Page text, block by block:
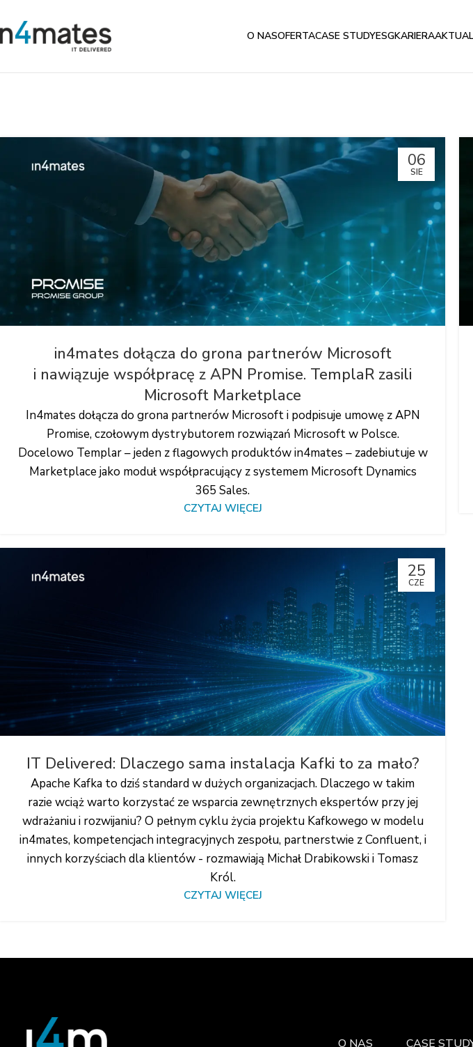
O NASOFERTACASE STUDYESGKARIERA
06
SIE
in4mates dołącza do grona partnerów Microsoft
i nawiązuje współpracę z APN Promise. TemplaR zasili
Microsoft Marketplace
In4mates dołącza do grona partnerów Microsoft i podpisuje umowę z APN
Promise, czołowym dystrybutorem rozwiązań Microsoft w Polsce.
Docelowo Templar – jeden z flagowych produktów in4mates – zadebiutuje w
Marketplace jako moduł współpracujący z systemem Microsoft Dynamics
365 Sales.
CZYTAJ WIĘCEJ
25
CZE
IT Delivered: Dlaczego sama instalacja Kafki to za mało?
Apache Kafka to dziś standard w dużych organizacjach. Dlaczego w takim
razie wciąż warto korzystać ze wsparcia zewnętrznych ekspertów przy jej
wdrażaniu i rozwijaniu? O pełnym cyklu życia projektu Kafkowego w modelu
in4mates, kompetencjach integracyjnych zespołu, partnerstwie z Confluent, i
innych korzyściach dla klientów - rozmawiają Michał Drabikowski i Tomasz
Król.
CZYTAJ WIĘCEJ
O NAS CASE